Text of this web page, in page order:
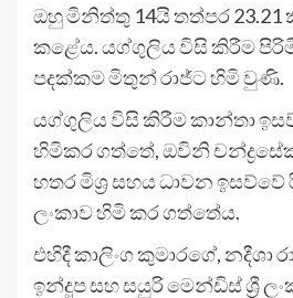
ඔහු මිනිත්තු 14යි තත්පර
කළේය. යග්ගුලිය විසි කිරීම
පදක්කම මිතුන් රාජ්ට හිමි වුණි.
යග්ගුලිය විසි කිරීම කාන්තා
හිමිකර ගත්තේ, ඔවිනි
හතර මිශ්‍ර සහය ධාවන ඉසව්වේ
ලංකාව හිමි කර ගත්තේය.
එහිදී කාලිංග කුමාරගේ, නදීශා
ඉන්දූප සහ සයුරි මෙන්ඩිස් ශ්‍රී